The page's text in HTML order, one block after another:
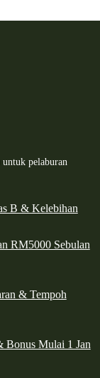
pelaburan
B & Kelebihan
RM5000 Sebulan
& Tempoh
Bonus Mulai 1 Jan